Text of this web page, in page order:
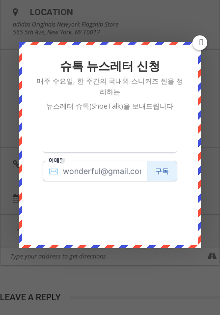
LOCATION
adidas Originals Newyork Flagship Store
565 5th Ave, New York, NY 10017
LEARN MORE
LEAVE A REPLY
슈톡 뉴스레터 신청
매주 수요일, 한 주간의 국내외 스니커즈 씬을 정
리하는
뉴스레터 슈톡(ShoeTalk)을 보내드립니다